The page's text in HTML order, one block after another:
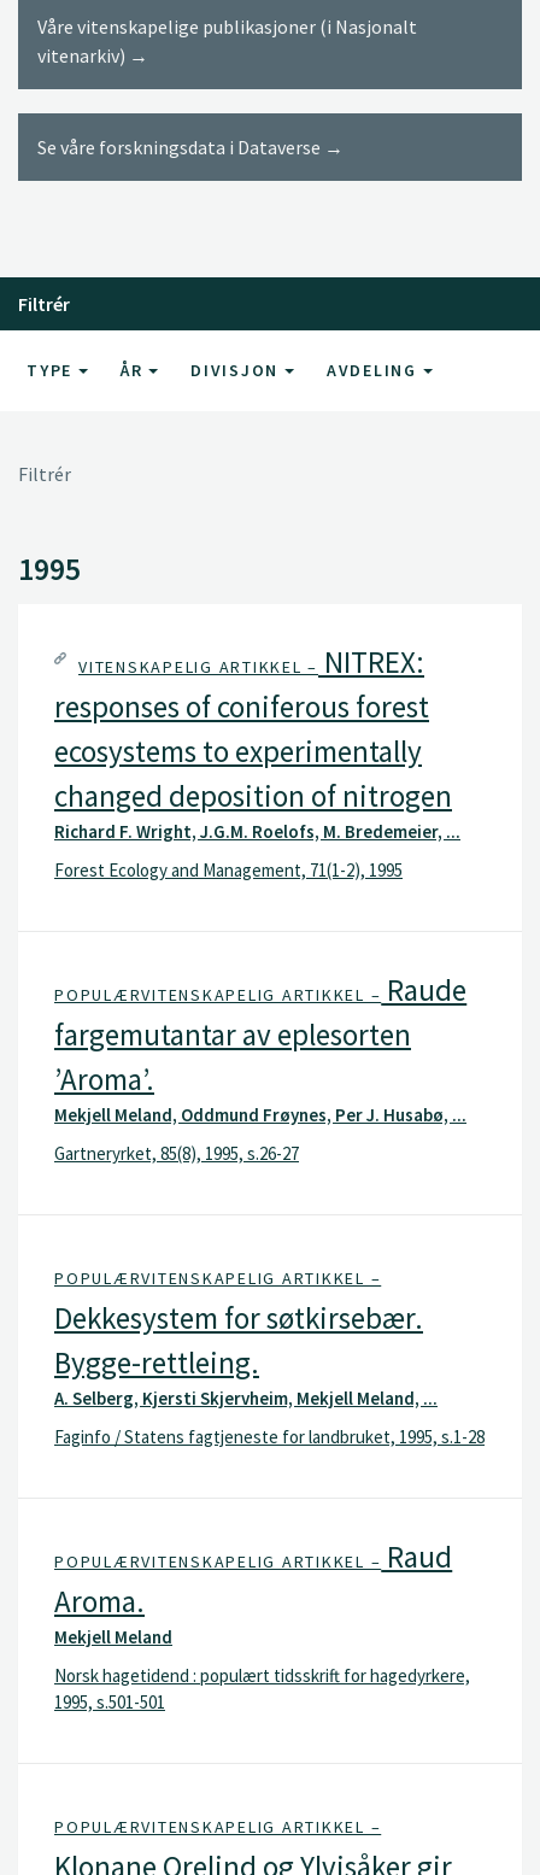
Våre vitenskapelige publikasjoner (i Nasjonalt
vitenarkiv) →
Se våre forskningsdata i Dataverse →
Filtrér
TYPE ÅR DIVISJON AVDELING
Filtrér
1995
VITENSKAPELIG ARTIKKEL – NITREX:
responses of coniferous forest
ecosystems to experimentally
changed deposition of nitrogen
Richard F. Wright, J.G.M. Roelofs, M. Bredemeier, ...
Forest Ecology and Management, 71(1-2), 1995
POPULÆRVITENSKAPELIG ARTIKKEL – Raude
fargemutantar av eplesorten
’Aroma’.
Mekjell Meland, Oddmund Frøynes, Per J. Husabø, ...
Gartneryrket, 85(8), 1995, s.26-27
POPULÆRVITENSKAPELIG ARTIKKEL –
Dekkesystem for søtkirsebær.
Bygge-rettleing.
A. Selberg, Kjersti Skjervheim, Mekjell Meland, ...
Faginfo / Statens fagtjeneste for landbruket, 1995, s.1-28
POPULÆRVITENSKAPELIG ARTIKKEL – Raud
Aroma.
Mekjell Meland
Norsk hagetidend : populært tidsskrift for hagedyrkere,
1995, s.501-501
POPULÆRVITENSKAPELIG ARTIKKEL –
Klonane Orelind og Ylvisåker gir